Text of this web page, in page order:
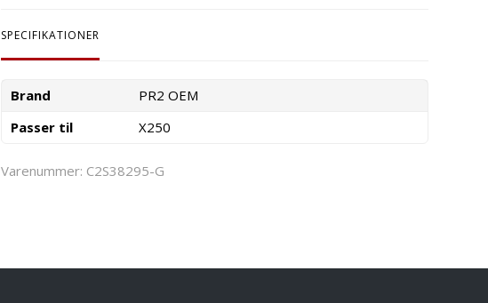
SPECIFIKATIONER
Brand
PR2 OEM
Passer til
X250
Varenummer: C2S38295-G